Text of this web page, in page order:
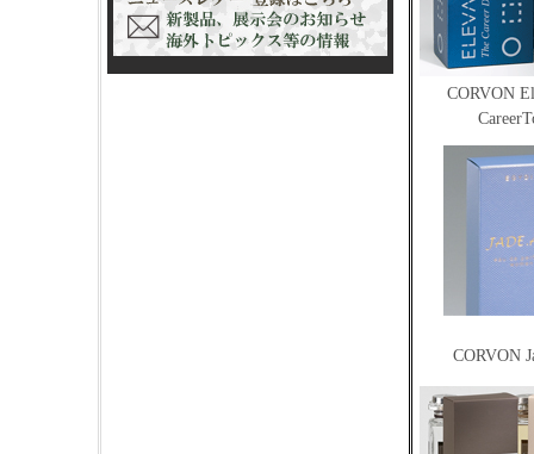
CORVON
CORVON